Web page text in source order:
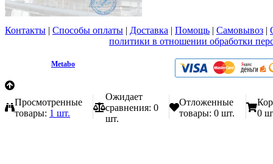
Контакты | Способы оплаты | Доставка | Помощь | Самовывоз |
политики в отношении обработки
Metabo
Просмотренные
товары: 1 шт.
Ожидает
сравнения: 0
шт.
Отложенные
товары: 0 шт.
0